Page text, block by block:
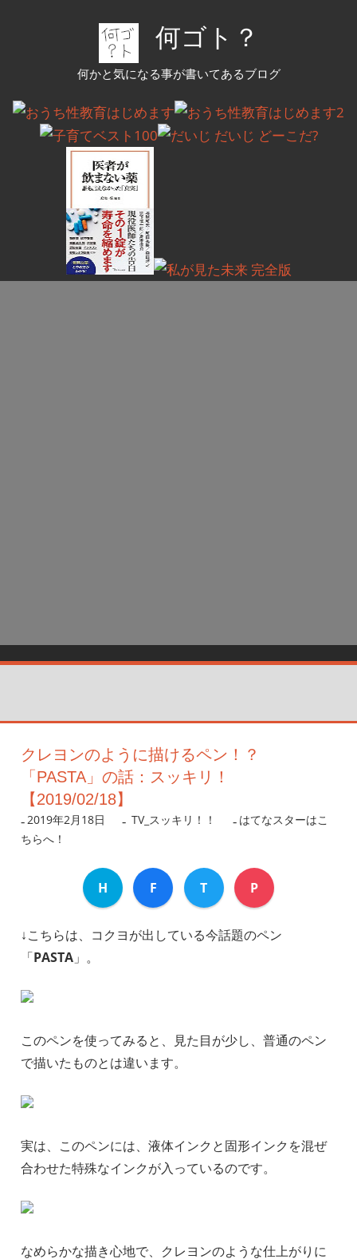
ツ
何ゴト？
何かと気になる事が書いてあるブログ
クレヨンのように描けるペン！？
「PASTA」の話：スッキリ！
【2019/02/18】
2019年2月18日 nanigoto
TV_スッキリ！！
はてなスターはこ
ちらへ！
H F T P
↓こちらは、コクヨが出している今話題のペン
「PASTA」。
このペンを使ってみると、見た目が少し、普通のペン
で描いたものとは違います。
実は、このペンには、液体インクと固形インクを混ぜ
合わせた特殊なインクが入っているのです。
なめらかな描き心地で、クレヨンのような仕上がりに